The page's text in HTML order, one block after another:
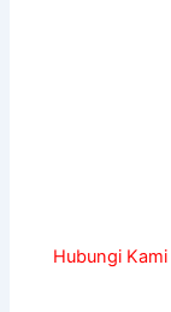
Hubungi